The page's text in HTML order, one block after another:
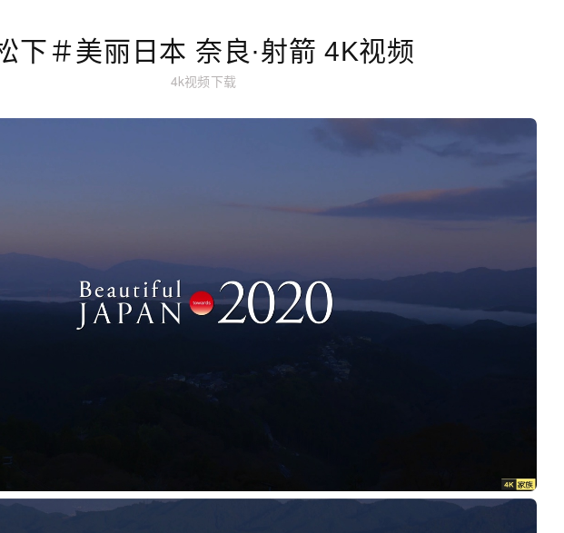
下＃美丽日本 奈良·射箭 4K视频
4k视频下载